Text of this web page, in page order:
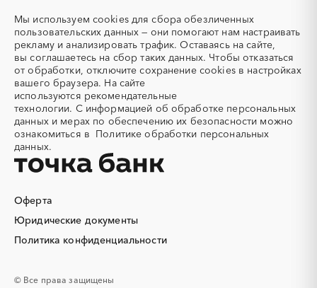
Акварель
Аквариумы
Аккумуляторы
Алкогольная продукция
Алмазное бурение
Алмазная резка
Алюминиевые
конструкции
Алюминий
Аммоний
Ангар
Антенны
Антискалант
Аппараты воздушного
Аренда автобусов
Аренда погрузчика
Аренда спецтехники с
свай
Оферта
Юридические документы
Политика конфиденциальности
© Все права защищены
Мы используем cookies для сбора обезличенных
пользовательских данных — они помогают нам настраивать
рекламу и анализировать трафик. Оставаясь на сайте,
вы соглашаетесь на сбор таких данных. Чтобы отказаться
от обработки, отключите сохранение cookies в настройках
вашего браузера. На сайте
используются рекомендательные
технологии. С информацией об обработке персональных
данных и мерах по обеспечению их безопасности можно
ознакомиться в Политике обработки персональных
данных.